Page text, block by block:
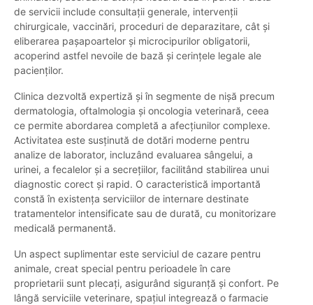
de servicii include consultații generale, intervenții
chirurgicale, vaccinări, proceduri de deparazitare, cât și
eliberarea pașapoartelor și microcipurilor obligatorii,
acoperind astfel nevoile de bază și cerințele legale ale
pacienților.
Clinica dezvoltă expertiză și în segmente de nișă precum
dermatologia, oftalmologia și oncologia veterinară, ceea
ce permite abordarea completă a afecțiunilor complexe.
Activitatea este susținută de dotări moderne pentru
analize de laborator, incluzând evaluarea sângelui, a
urinei, a fecalelor și a secrețiilor, facilitând stabilirea unui
diagnostic corect și rapid. O caracteristică importantă
constă în existența serviciilor de internare destinate
tratamentelor intensificate sau de durată, cu monitorizare
medicală permanentă.
Un aspect suplimentar este serviciul de cazare pentru
animale, creat special pentru perioadele în care
proprietarii sunt plecați, asigurând siguranță și confort. Pe
lângă serviciile veterinare, spațiul integrează o farmacie